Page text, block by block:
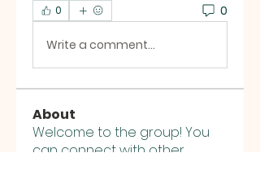
0 0
Write a comment...
About
Welcome to the group! You
can connect with other